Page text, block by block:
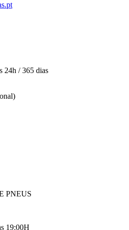
24h / 365 dias
PNEUS
19:00H